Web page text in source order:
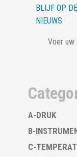
BLIJF OP
NIEUWS
A-DRUK
B-
C-